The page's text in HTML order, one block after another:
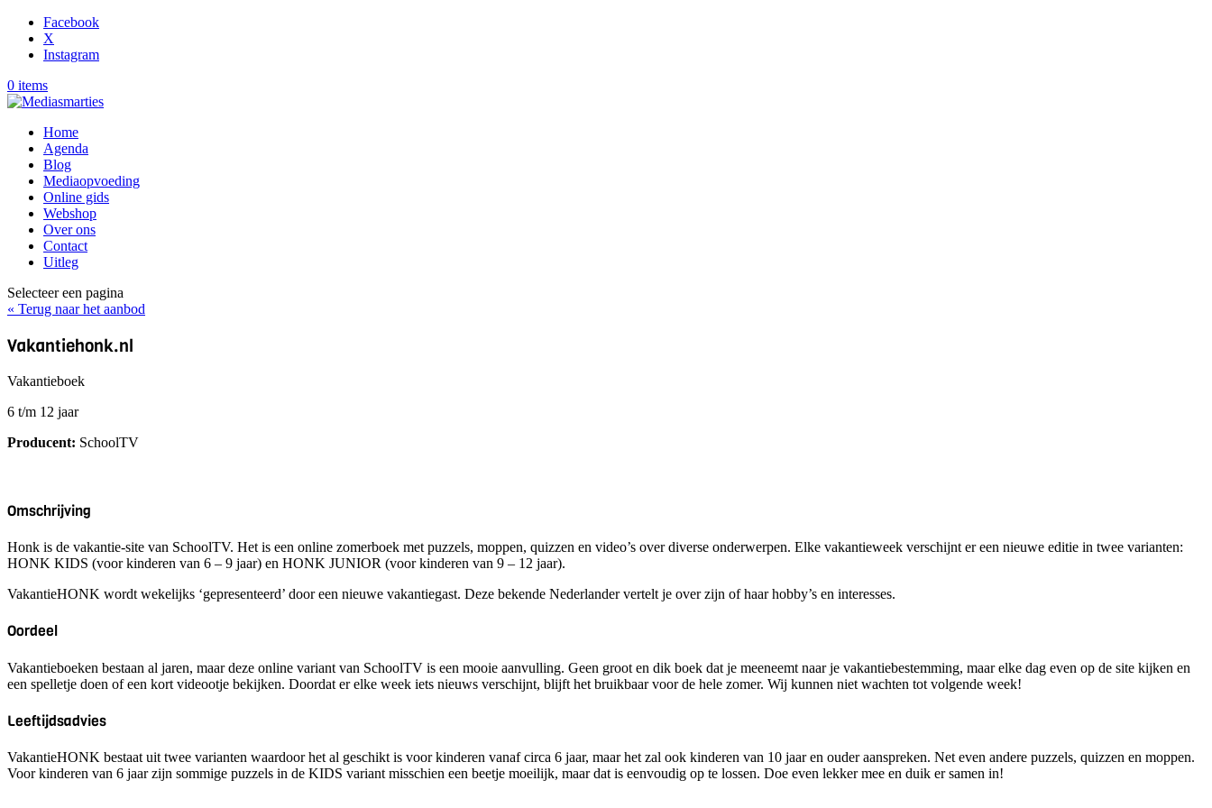
Facebook
X
Instagram
0 items
Home
Agenda
Blog
Mediaopvoeding
Online gids
Webshop
Over ons
Contact
Uitleg
Selecteer een pagina
« Terug naar het aanbod
Vakantiehonk.nl
Vakantieboek
6 t/m 12 jaar
Producent: SchoolTV
Omschrijving
Honk is de vakantie-site van SchoolTV. Het is een online zomerboek met puzzels, moppen, quizzen en video’s over diverse onderwerpen. Elke vakantieweek verschijnt er een nieuwe editie in twee varianten:
HONK KIDS (voor kinderen van 6 – 9 jaar) en HONK JUNIOR (voor kinderen van 9 – 12 jaar).
VakantieHONK wordt wekelijks ‘gepresenteerd’ door een nieuwe vakantiegast. Deze bekende Nederlander vertelt je over zijn of haar hobby’s en interesses.
Oordeel
Vakantieboeken bestaan al jaren, maar deze online variant van SchoolTV is een mooie aanvulling. Geen groot en dik boek dat je meeneemt naar je vakantiebestemming, maar elke dag even op de site kijken en
een spelletje doen of een kort videootje bekijken. Doordat er elke week iets nieuws verschijnt, blijft het bruikbaar voor de hele zomer. Wij kunnen niet wachten tot volgende week!
Leeftijdsadvies
VakantieHONK bestaat uit twee varianten waardoor het al geschikt is voor kinderen vanaf circa 6 jaar, maar het zal ook kinderen van 10 jaar en ouder aanspreken. Net even andere puzzels, quizzen en moppen.
Voor kinderen van 6 jaar zijn sommige puzzels in de KIDS variant misschien een beetje moeilijk, maar dat is eenvoudig op te lossen. Doe even lekker mee en duik er samen in!